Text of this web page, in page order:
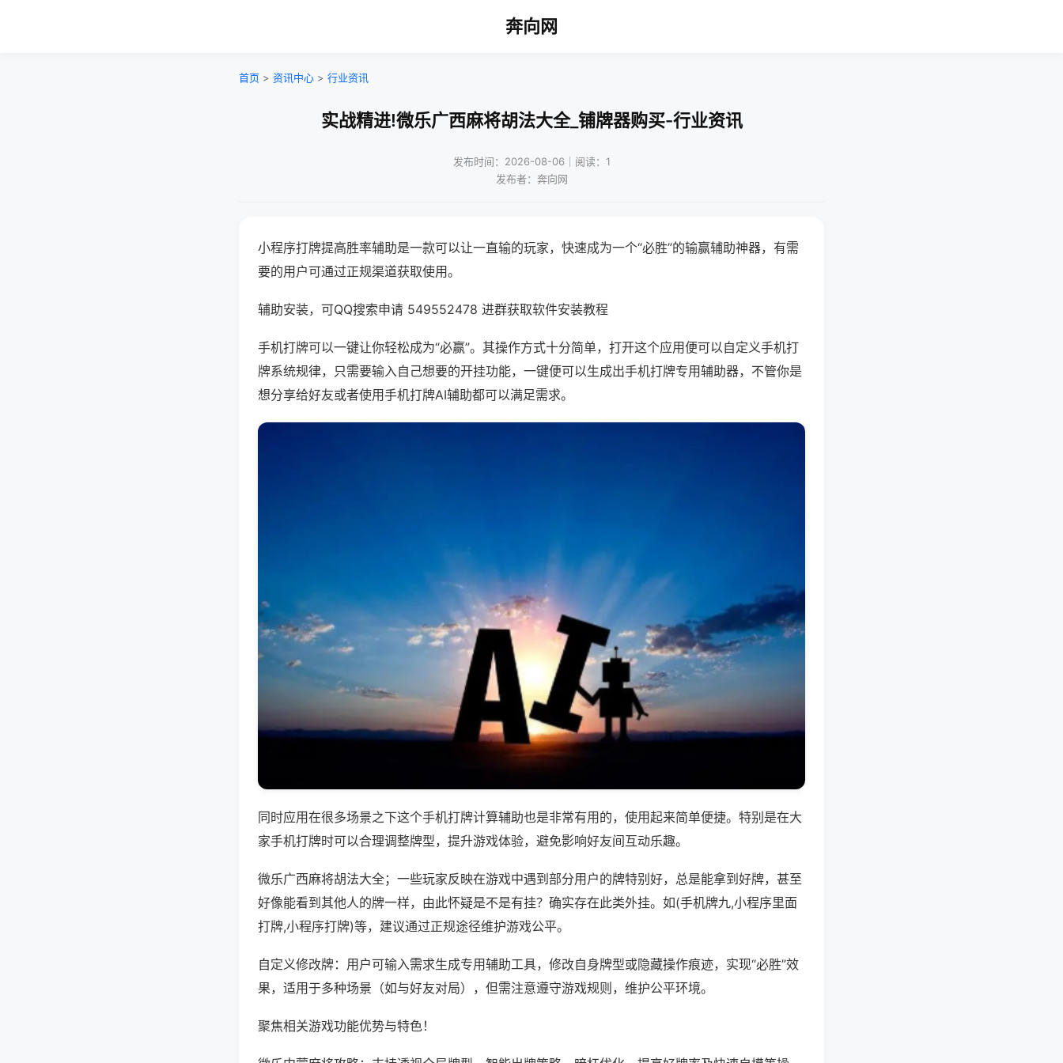
奔向网
首页 > 资讯中心 > 行业资讯
实战精进!微乐广西麻将胡法大全_铺牌器购买-行业资讯
发布时间：2026-08-06｜阅读：1
发布者：奔向网
小程序打牌提高胜率辅助是一款可以让一直输的玩家，快速成为一个“必胜”的输赢辅助神器，有需
要的用户可通过正规渠道获取使用。
辅助安装，可QQ搜索申请 549552478 进群获取软件安装教程
手机打牌可以一键让你轻松成为“必赢”。其操作方式十分简单，打开这个应用便可以自定义手机打
牌系统规律，只需要输入自己想要的开挂功能，一键便可以生成出手机打牌专用辅助器，不管你是
想分享给好友或者使用手机打牌AI辅助都可以满足需求。
同时应用在很多场景之下这个手机打牌计算辅助也是非常有用的，使用起来简单便捷。特别是在大
家手机打牌时可以合理调整牌型，提升游戏体验，避免影响好友间互动乐趣。
微乐广西麻将胡法大全；一些玩家反映在游戏中遇到部分用户的牌特别好，总是能拿到好牌，甚至
好像能看到其他人的牌一样，由此怀疑是不是有挂？确实存在此类外挂。如(手机牌九,小程序里面
打牌,小程序打牌)等，建议通过正规途径维护游戏公平。
自定义修改牌：用户可输入需求生成专用辅助工具，修改自身牌型或隐藏操作痕迹，实现“必胜”效
果，适用于多种场景（如与好友对局），但需注意遵守游戏规则，维护公平环境。
聚焦相关游戏功能优势与特色！